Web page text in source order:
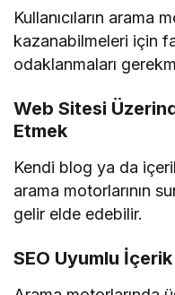
Kullanıcıların arama
kazanabilmeleri için
odaklanmaları
Web Sitesi
Etmek
Kendi blog ya da
arama motorlarının
gelir elde edebilir.
SEO Uyumlu